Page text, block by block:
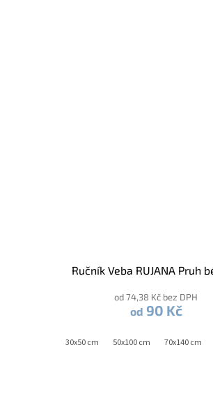
Ručník Veba RUJANA Pruh
od 74,38 Kč bez DPH
od 90 Kč
30x50 cm 50x100 cm 70x140 cm